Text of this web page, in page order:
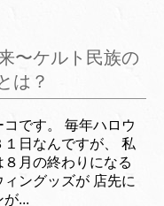
〜ケルト民族の
は？
です。 毎年ハロウ
１日なんですが、 私
月の終わりになる
ングッズが 店先に
が...